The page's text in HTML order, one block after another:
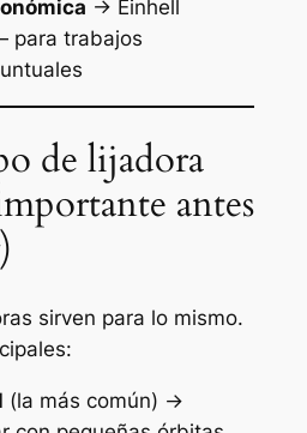
→ Einhell
para trabajos
de lijadora
antes
sirven para lo mismo.
(la más común) →